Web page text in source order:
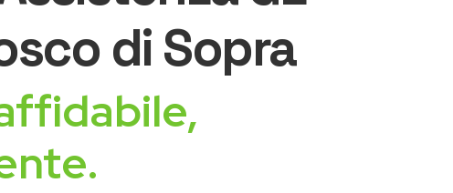
di Sopra